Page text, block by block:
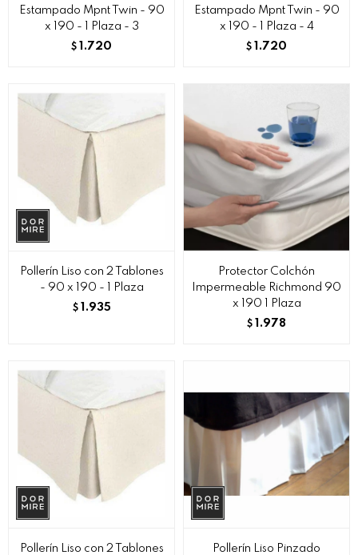
Estampado Mpnt Twin - 90
x 190 - 1 Plaza - 3
$ 1.720
Estampado Mpnt Twin - 90
x 190 - 1 Plaza - 4
$ 1.720
Pollerín Liso con 2 Tablones
- 90 x 190 - 1 Plaza
$ 1.935
Protector Colchón
Impermeable Richmond 90
x 190 1 Plaza
$ 1.978
Pollerín Liso con 2 Tablones
Pollerín Liso Pinzado